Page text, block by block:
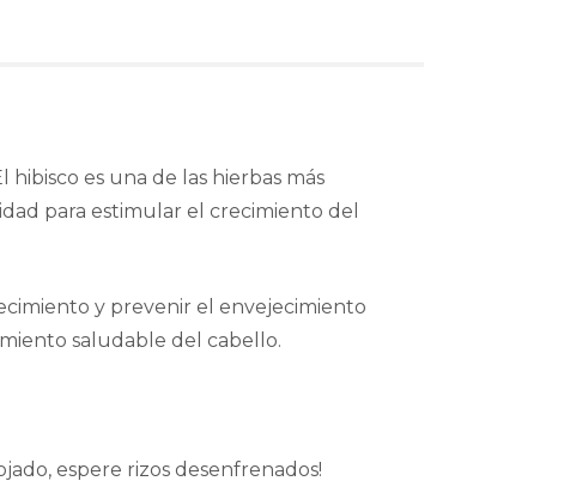
es una de las hierbas más
para estimular el crecimiento del
y prevenir el envejecimiento
saludable del cabello.
espere rizos desenfrenados!